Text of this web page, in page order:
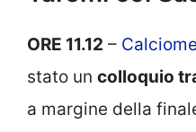
ORE 11.12
stato un colloquio
a margine della